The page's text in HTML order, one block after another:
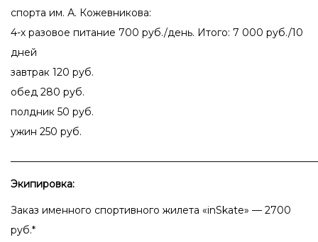
спорта им. А. Кожевникова:
4-х разовое питание 700 руб./день. Итого: 7 000 руб./10
дней
завтрак 120 руб.
обед 280 руб.
полдник 50 руб.
ужин 250 руб.
Экипировка:
Заказ именного спортивного жилета «inSkate» — 2700
руб.*